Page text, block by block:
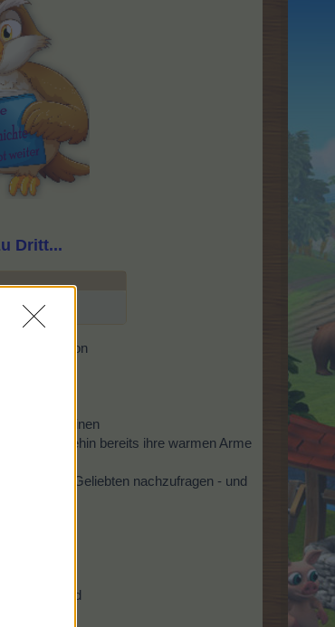
Dritt...
vorher davon
Tätigkeit
die seinen
sie ja ohnehin bereits ihre warmen Arme
Geliebten nachzufragen - und
liegend